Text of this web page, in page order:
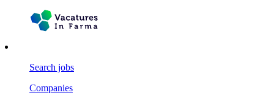
Search jobs
Companies